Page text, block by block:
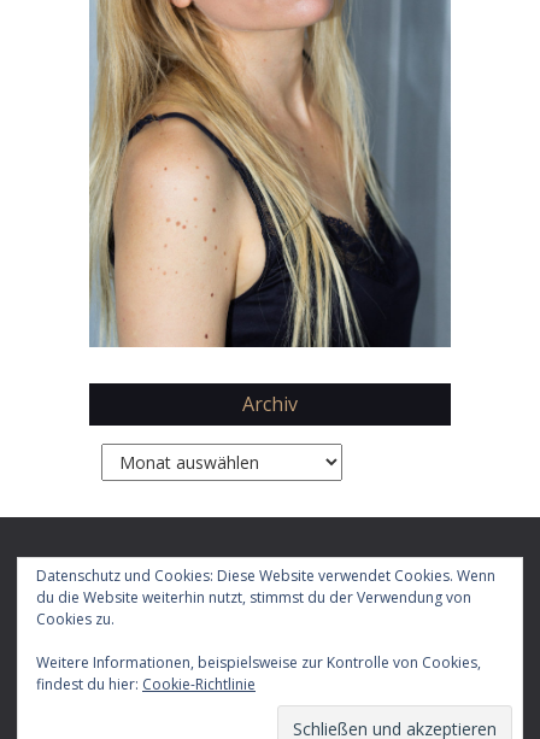
Archiv
Archiv
Copyright 2026 by Daphne Chaimovitz
Impressum
E- Facebook
X Instagram
LinkedInYouTube
RSS-
Datenschutz und Cookies: Diese Website verwendet Cookies. Wenn
du die Website weiterhin nutzt, stimmst du der Verwendung von
Cookies zu.
Weitere Informationen, beispielsweise zur Kontrolle von Cookies,
findest du hier: Cookie-Richtlinie